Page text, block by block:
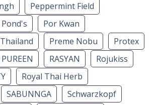
Peppermint Field
Pond's
Por Kwan
Preme Nobu
Protex
PUREEN RASYAN
Rojukiss
Royal Thai Herb
SABUNNGA
Schwarzkopf